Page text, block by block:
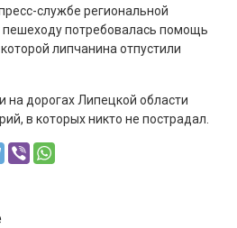
службе региональной
потребовалась помощь
липчанина отпустили
на дорогах Липецкой области
в которых никто не пострадал.